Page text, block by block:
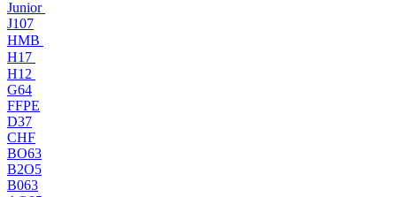
Junior
J107
HMB
H17
H12
G64
FFPE
D37
CHF
BO63
B2O5
B063